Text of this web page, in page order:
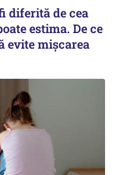
diferită de cea
estima. De ce
evite mișcarea